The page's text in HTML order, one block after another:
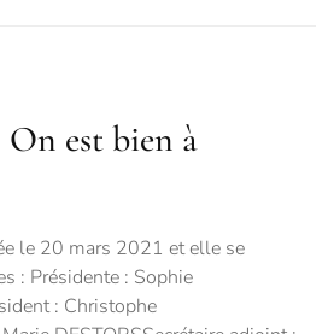
est bien à
le 20 mars 2021 et elle se
: Présidente : Sophie
: Christophe